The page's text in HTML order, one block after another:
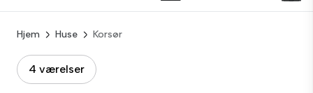
Hjem Huse Korsør
4 værelser